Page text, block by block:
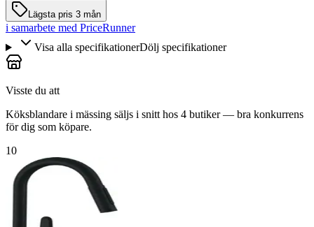
Lägsta pris 3 mån
i samarbete med PriceRunner
Visa alla specifikationerDölj specifikationer
Visste du att
Köksblandare i mässing säljs i snitt hos 4 butiker — bra konkurrens
för dig som köpare.
10